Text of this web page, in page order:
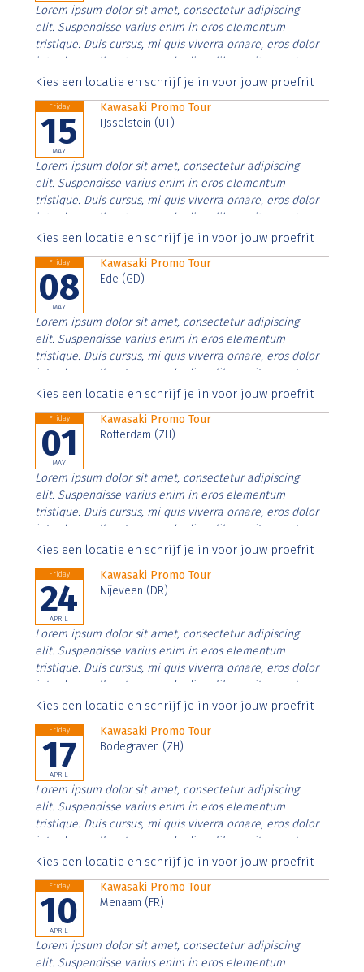
Lorem ipsum dolor sit amet, consectetur adipiscing
elit. Suspendisse varius enim in eros elementum
tristique. Duis cursus, mi quis viverra ornare, eros dolor
interdum nulla, ut commodo diam libero vitae erat.
Aenean faucibus nibh et justo cursus id rutrum lorem
Kies een locatie en schrijf je in voor jouw proefrit
Friday
15
MAY
Kawasaki Promo Tour
IJsselstein (UT)
Lorem ipsum dolor sit amet, consectetur adipiscing
elit. Suspendisse varius enim in eros elementum
tristique. Duis cursus, mi quis viverra ornare, eros dolor
interdum nulla, ut commodo diam libero vitae erat.
Aenean faucibus nibh et justo cursus id rutrum lorem
Kies een locatie en schrijf je in voor jouw proefrit
Friday
08
MAY
Kawasaki Promo Tour
Ede (GD)
Lorem ipsum dolor sit amet, consectetur adipiscing
elit. Suspendisse varius enim in eros elementum
tristique. Duis cursus, mi quis viverra ornare, eros dolor
interdum nulla, ut commodo diam libero vitae erat.
Aenean faucibus nibh et justo cursus id rutrum lorem
Kies een locatie en schrijf je in voor jouw proefrit
Friday
01
MAY
Kawasaki Promo Tour
Rotterdam (ZH)
Lorem ipsum dolor sit amet, consectetur adipiscing
elit. Suspendisse varius enim in eros elementum
tristique. Duis cursus, mi quis viverra ornare, eros dolor
interdum nulla, ut commodo diam libero vitae erat.
Aenean faucibus nibh et justo cursus id rutrum lorem
Kies een locatie en schrijf je in voor jouw proefrit
Friday
24
APRIL
Kawasaki Promo Tour
Nijeveen (DR)
Lorem ipsum dolor sit amet, consectetur adipiscing
elit. Suspendisse varius enim in eros elementum
tristique. Duis cursus, mi quis viverra ornare, eros dolor
interdum nulla, ut commodo diam libero vitae erat.
Aenean faucibus nibh et justo cursus id rutrum lorem
Kies een locatie en schrijf je in voor jouw proefrit
Friday
17
APRIL
Kawasaki Promo Tour
Bodegraven (ZH)
Lorem ipsum dolor sit amet, consectetur adipiscing
elit. Suspendisse varius enim in eros elementum
tristique. Duis cursus, mi quis viverra ornare, eros dolor
interdum nulla, ut commodo diam libero vitae erat.
Aenean faucibus nibh et justo cursus id rutrum lorem
Kies een locatie en schrijf je in voor jouw proefrit
Friday
10
APRIL
Kawasaki Promo Tour
Menaam (FR)
Lorem ipsum dolor sit amet, consectetur adipiscing
elit. Suspendisse varius enim in eros elementum